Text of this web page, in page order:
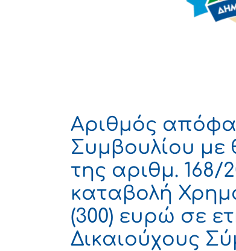
Αριθμός
Συμβουλίου με
της αριθμ. 168/
καταβολή
(300) ευρώ σε
Δικαιούχους